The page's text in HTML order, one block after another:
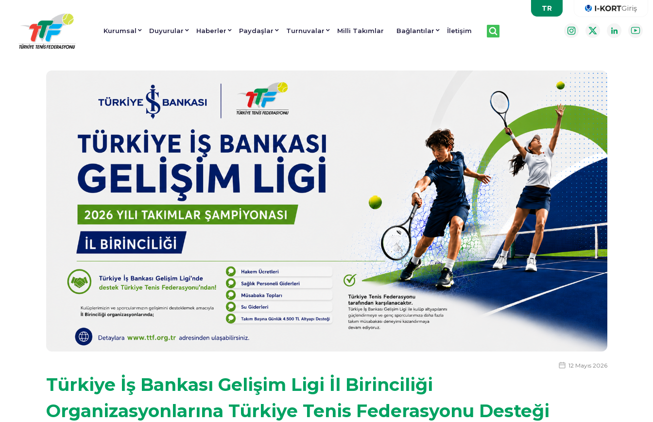
Kurumsal Duyurular Haberler Paydaşlar Turnuvalar Milli Takımlar Bağlantılar İletişim
Giriş
12 Mayıs 2026
Türkiye İş Bankası Gelişim Ligi İl Birinciliği
Organizasyonlarına Türkiye Tenis Federasyonu Desteği